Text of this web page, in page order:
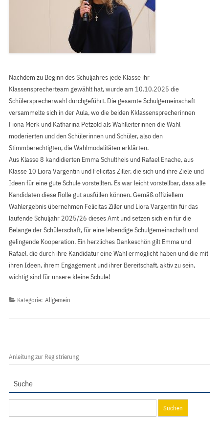
Nachdem zu Beginn des Schuljahres jede Klasse ihr
Klassensprecherteam gewählt hat, wurde am 10.10.2025 die
Schülersprecherwahl durchgeführt. Die gesamte Schulgemeinschaft
versammelte sich in der Aula, wo die beiden Kklassensprecherinnen
Fiona Merk und Katharina Petzold als Wahlleiterinnen die Wahl
moderierten und den Schülerinnen und Schüler, also den
Stimmberechtigten, die Wahlmodalitäten erklärten.
Aus Klasse 8 kandidierten Emma Schultheis und Rafael Enache, aus
Klasse 10 Liora Vargentin und Felicitas Ziller, die sich und ihre Ziele und
Ideen für eine gute Schule vorstellten. Es war leicht vorstellbar, dass alle
Kandidaten diese Rolle gut ausfüllen können. Gemäß offiziellem
Wahlergebnis übernehmen Felicitas Ziller und Liora Vargentin für das
laufende Schuljahr 2025/26 dieses Amt und setzen sich ein für die
Belange der Schülerschaft, für eine lebendige Schulgemeinschaft und
gelingende Kooperation. Ein herzliches Dankeschön gilt Emma und
Rafael, die durch ihre Kandidatur eine Wahl ermöglicht haben und die mit
ihren Ideen, ihrem Engagement und ihrer Bereitschaft, aktiv zu sein,
wichtig sind für unsere kleine Schule!
Kategorie: Allgemein
Anleitung zur Registrierung
Suche
nach: